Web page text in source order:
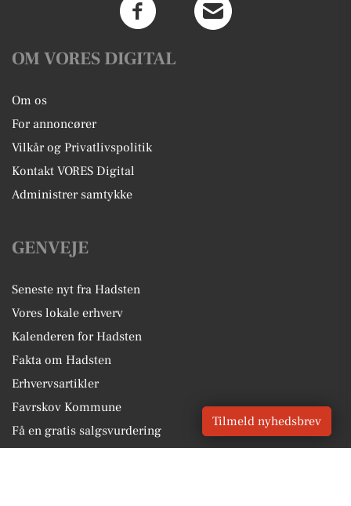
OM VORES DIGITAL
Om os
For annoncører
Vilkår og Privatlivspolitik
Kontakt VORES Digital
Administrer samtykke
GENVEJE
Seneste nyt fra Hadsten
Vores lokale erhverv
Kalenderen for Hadsten
Fakta om Hadsten
Erhvervsartikler
Favrskov Kommune
Få en gratis salgsvurdering
Tilmeld nyhedsbrev